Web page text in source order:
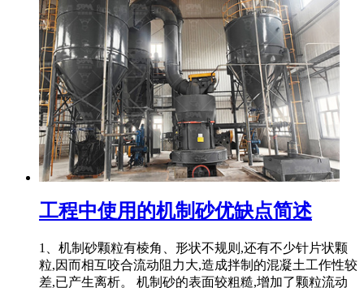
工程中使用的机制砂优缺点简述
1、机制砂颗粒有棱角、形状不规则,还有不少针片状颗
粒,因而相互咬合流动阻力大,造成拌制的混凝土工作性较
差,已产生离析。 机制砂的表面较粗糙,增加了颗粒流动